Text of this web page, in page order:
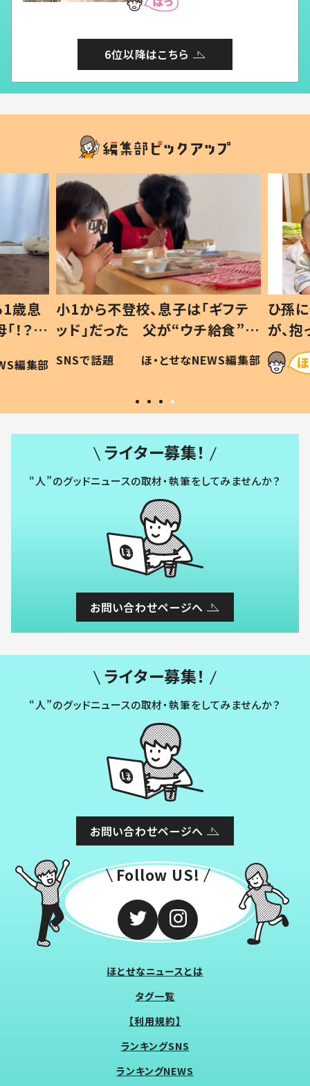
6位以降はこちら
歳息
？」
編集部
小1から不登校、息子は「ギフテ
ッド」だった 父が“ウチ給食”を
作り続ける理由とは #令和の親
#令和の子
SNSで話題 ほ・とせなNEWS編集部
ひ孫
が、
「涙
い」
ライター募集！
“人”のグッドニュースの取材・執筆をしてみませんか？
お問い合わせページへ
ライター募集！
“人”のグッドニュースの取材・執筆をしてみませんか？
お問い合わせページへ
Follow US!
ほとせなニュースとは
タグ一覧
【利用規約】
ランキングSNS
ランキングNEWS